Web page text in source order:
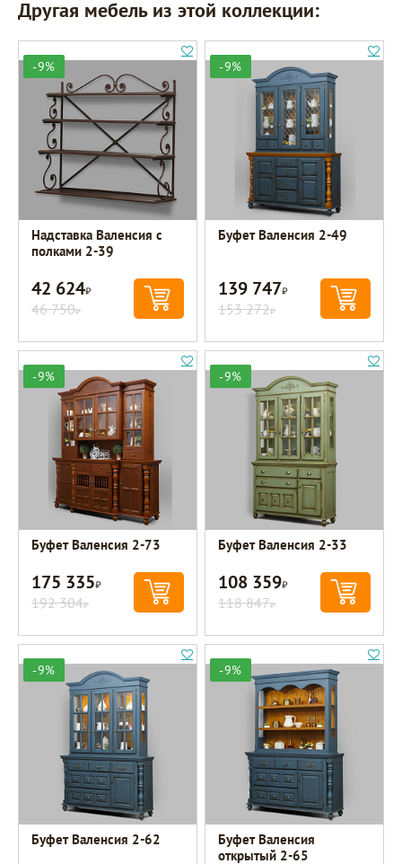
Другая мебель из этой коллекции:
-9%
Надставка Валенсия с
полками 2-39
42 624Р
46 750Р
-9%
Буфет Валенсия 2-49
139 747Р
153 272Р
-9%
Буфет Валенсия 2-73
175 335Р
192 304Р
-9%
Буфет Валенсия 2-33
108 359Р
118 847Р
-9%
Буфет Валенсия 2-62
-9%
Буфет Валенсия
открытый 2-65